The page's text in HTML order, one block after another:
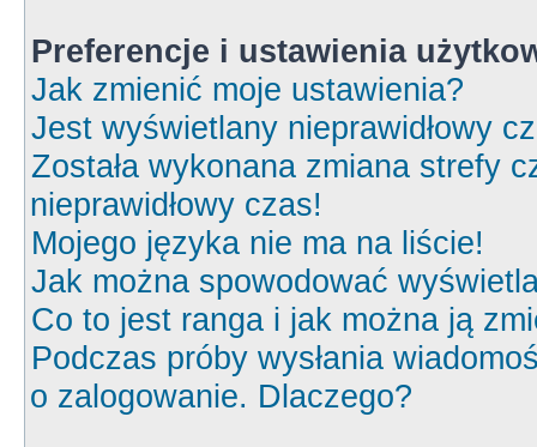
Preferencje i ustawienia
Jak zmienić moje ustawienia?
Jest wyświetlany nieprawidłowy
Została wykonana zmiana strefy
nieprawidłowy czas!
Mojego języka nie ma na liście!
Jak można spowodować
Co to jest ranga i jak można ją
Podczas próby wysłania
o zalogowanie. Dlaczego?